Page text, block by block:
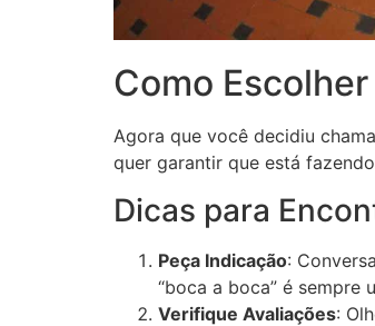
Como
Agora que você decidiu
quer garantir que está
Dicas para
Peça Indicação:
“boca a boca” é sempre
Verifique Avaliações: